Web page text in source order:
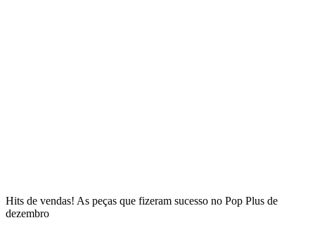
Hits de vendas! As peças que fizeram sucesso no Pop Plus de
dezembro